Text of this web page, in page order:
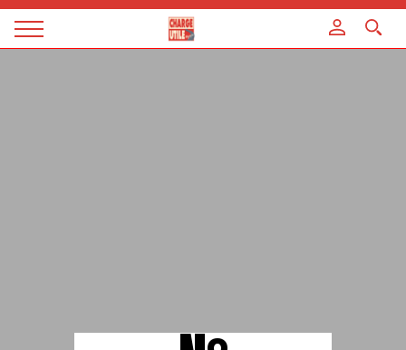
Magazine
Panneau de gestion des cookies